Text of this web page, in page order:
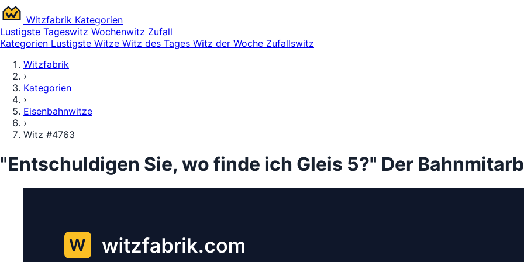
Witzfabrik Kategorien
Lustigste Tageswitz Wochenwitz Zufall
Kategorien Lustigste Witze Witz des Tages Witz der Woche Zufallswitz
Witzfabrik
›
Kategorien
›
Eisenbahnwitze
›
Witz #4763
"Entschuldigen Sie, wo finde ich Gleis 5?" Der